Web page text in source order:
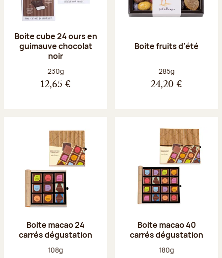
Boite cube 24 ours en
guimauve chocolat
noir
Poids net :
230g
12,65 €
Boite fruits d'été
Poids net :
285g
24,20 €
Boite macao 24
carrés dégustation
Poids net :
108g
Boite macao 40
carrés dégustation
Poids net :
180g